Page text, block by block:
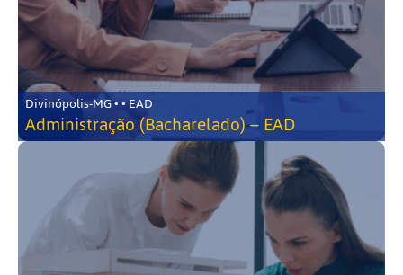
Divinópolis-MG • • EAD
Administração (Bacharelado) – EAD